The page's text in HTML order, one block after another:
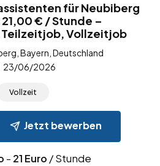
für Neubiberg
€ / Stunde –
Vollzeitjob
Bayern, Deutschland
23/06/2026
Vollzeit
Jetzt bewerben
- 21 Euro / Stunde